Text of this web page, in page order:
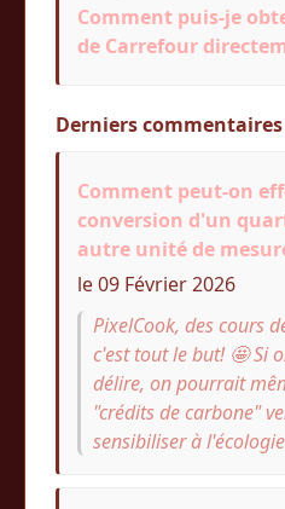
Comment puis-je
de Carrefour
Derniers commentaires
Comment peut-on
conversion d'un
autre unité de
le 09 Février 2026
PixelCook, des cours
c'est tout le but! 🤩 Si
délire, on pourrait
"crédits de carbone"
sensibiliser à